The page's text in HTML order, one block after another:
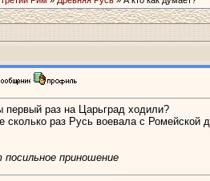
первый раз на Царьград ходили?
сколько раз Русь воевала с Ромейской
приношение